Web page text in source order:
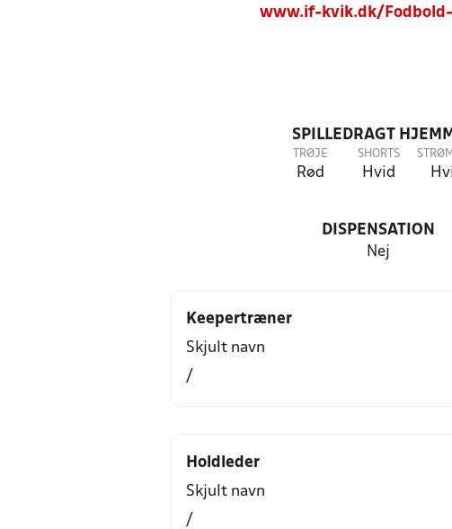
www.if-kvik.dk/Fodbold-
SPILLEDRAGT
TRØJE
Rød
SHORTS
Hvid
DISPENSATION
Nej
Keepertræner
Skjult navn
/
Holdleder
Skjult navn
/